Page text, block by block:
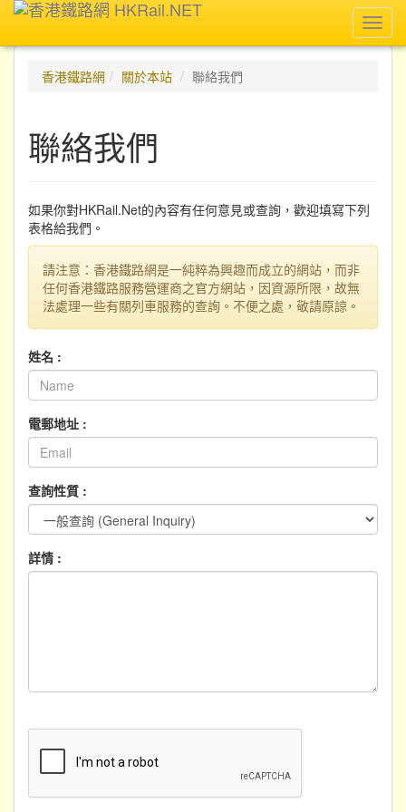
香港鐵路網
關於本站 聯絡我們
聯絡我們
如果你對HKRail.Net的內容有任何意見或查詢，歡迎填寫下列
表格給我們。
請注意：香港鐵路網是一純粹為興趣而成立的網站，而非
任何香港鐵路服務營運商之官方網站，因資源所限，故無
法處理一些有關列車服務的查詢。不便之處，敬請原諒。
姓名 :
電郵地址 :
查詢性質 :
詳情 :